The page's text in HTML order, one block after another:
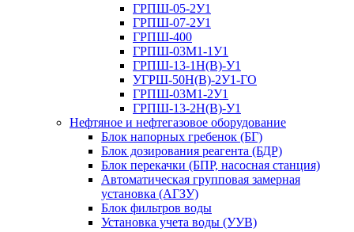
ГРПШ-05-2У1
ГРПШ-07-2У1
ГРПШ-400
ГРПШ-03М1-1У1
ГРПШ-13-1Н(В)-У1
УГРШ-50Н(В)-2У1-ГО
ГРПШ-03М1-2У1
ГРПШ-13-2Н(В)-У1
Нефтяное и нефтегазовое оборудование
Блок напорных гребенок (БГ)
Блок дозирования реагента (БДР)
Блок перекачки (БПР, насосная станция)
Автоматическая групповая замерная
установка (АГЗУ)
Блок фильтров воды
Установка учета воды (УУВ)